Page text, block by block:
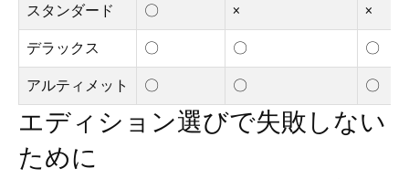
スタンダード 〇 × ×
デラックス 〇 〇 〇
アルティメット 〇 〇 〇
エディション選びで失敗しない
ために